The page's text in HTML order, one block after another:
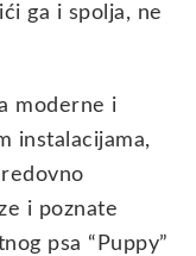
ga i spolja, ne
moderne i
instalacijama,
i poznate
psa “Puppy”